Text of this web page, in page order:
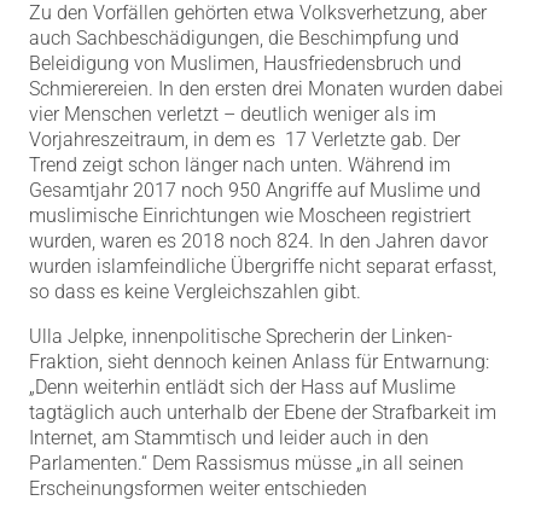
Zu den Vorfällen gehörten etwa Volksverhetzung, aber
auch Sachbeschädigungen, die Beschimpfung und
Beleidigung von Muslimen, Hausfriedensbruch und
Schmierereien. In den ersten drei Monaten wurden dabei
vier Menschen verletzt – deutlich weniger als im
Vorjahreszeitraum, in dem es 17 Verletzte gab. Der
Trend zeigt schon länger nach unten. Während im
Gesamtjahr 2017 noch 950 Angriffe auf Muslime und
muslimische Einrichtungen wie Moscheen registriert
wurden, waren es 2018 noch 824. In den Jahren davor
wurden islamfeindliche Übergriffe nicht separat erfasst,
so dass es keine Vergleichszahlen gibt.
Ulla Jelpke, innenpolitische Sprecherin der Linken-
Fraktion, sieht dennoch keinen Anlass für Entwarnung:
„Denn weiterhin entlädt sich der Hass auf Muslime
tagtäglich auch unterhalb der Ebene der Strafbarkeit im
Internet, am Stammtisch und leider auch in den
Parlamenten.“ Dem Rassismus müsse „in all seinen
Erscheinungsformen weiter entschieden